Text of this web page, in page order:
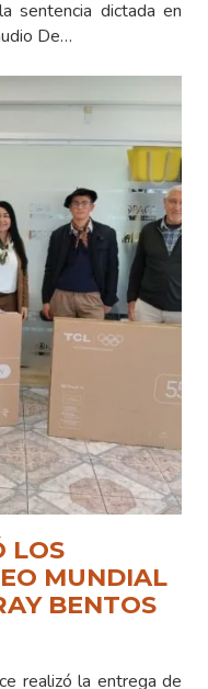
sentencia dictada en
De…
LOS
MUNDIAL
BENTOS
realizó la entrega de